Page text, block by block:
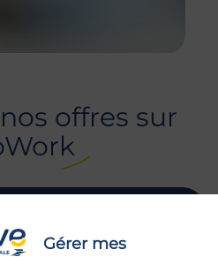
offres sur
Gérer mes